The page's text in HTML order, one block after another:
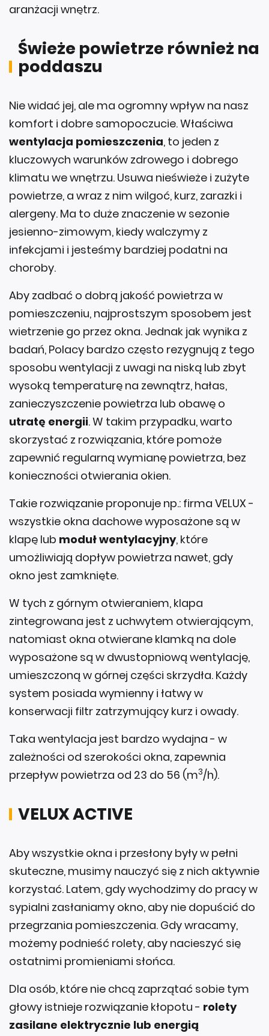
poddaszu
komfort i dobre samopoczucie. Właściwa
wentylacja pomieszczenia, to jeden z
kluczowych warunków zdrowego i dobrego
klimatu we wnętrzu. Usuwa nieświeże i zużyte
powietrze, a wraz z nim wilgoć, kurz, zarazki i
alergeny. Ma to duże znaczenie w sezonie
jesienno-zimowym, kiedy walczymy z
infekcjami i jesteśmy bardziej podatni na
choroby.
Aby zadbać o dobrą jakość powietrza w
pomieszczeniu, najprostszym sposobem jest
wietrzenie go przez okna. Jednak jak wynika z
badań, Polacy bardzo często rezygnują z tego
sposobu wentylacji z uwagi na niską lub zbyt
wysoką temperaturę na zewnątrz, hałas,
zanieczyszczenie powietrza lub obawę o
utratę energii. W takim przypadku, warto
skorzystać z rozwiązania, które pomoże
zapewnić regularną wymianę powietrza, bez
konieczności otwierania okien.
wszystkie okna dachowe wyposażone są w
klapę lubmoduł wentylacyjny, które
umożliwiają dopływ powietrza nawet, gdy
okno jest zamknięte.
W tych z górnym otwieraniem, klapa
zintegrowana jest z uchwytem otwierającym,
natomiast okna otwierane klamką na dole
wyposażone są w dwustopniową wentylację,
umieszczoną w górnej części skrzydła. Każdy
system posiada wymienny i łatwy w
konserwacji filtr zatrzymujący kurz i owady.
Taka wentylacja jest bardzo wydajna - w
zależności od szerokości okna, zapewnia
przepływ powietrza od 23 do 56 (m3/h).
skuteczne, musimy nauczyć się z nich aktywnie
korzystać. Latem, gdy wychodzimy do pracy w
sypialni zasłaniamy okno, aby nie dopuścić do
przegrzania pomieszczenia. Gdy wracamy,
możemy podnieść rolety, aby nacieszyć się
ostatnimi promieniami słońca.
Dla osób, które nie chcą zaprzątać sobie tym
głowy istnieje rozwiązanie kłopotu -rolety
zasilane elektrycznie lub energią
słoneczną. Wielofunkcyjny pilot umożliwia